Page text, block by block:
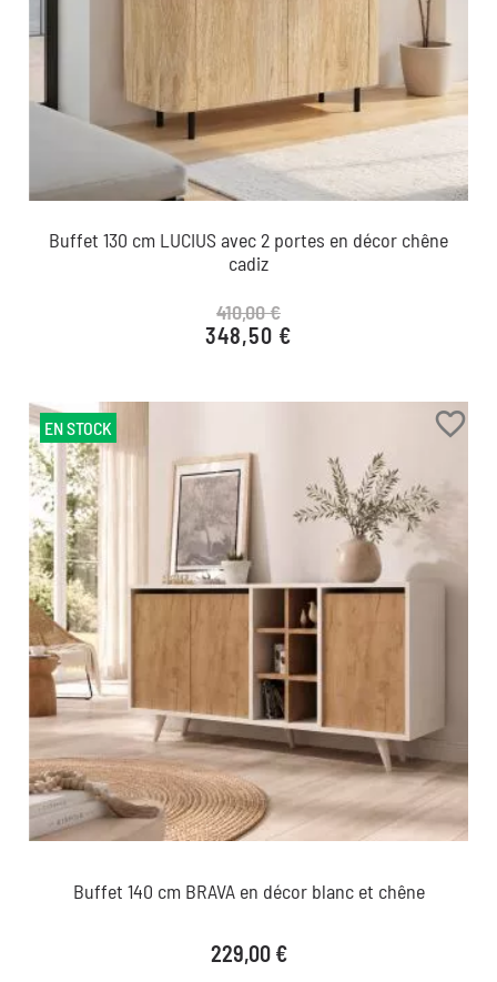
Buffet 130 cm LUCIUS avec 2 portes en décor chêne
cadiz
Prix de base
410,00 €
Prix
348,50 €
favorite_border
Buffet 140 cm BRAVA en décor blanc et chêne
Prix
229,00 €
EN STOCK